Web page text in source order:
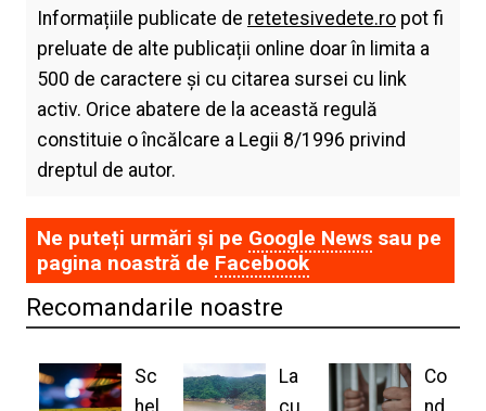
Informațiile publicate de retetesivedete.ropot fi
preluate de alte publicații online doar în limita a
500 de caractere și cu citarea sursei cu link
activ. Orice abatere de la această regulă
constituie o încălcare a Legii 8/1996 privind
dreptul de autor.
Ne puteți urmări și pe Google Newssau pe
pagina noastră de Facebook
Recomandarile noastre
Sc
hel
La
cu
Co
nd